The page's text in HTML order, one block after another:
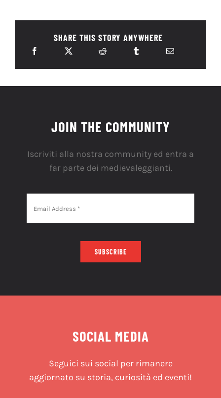
SHARE THIS STORY ANYWHERE
JOIN THE COMMUNITY
Iscriviti alla nostra community ed entra a
far parte dei medievaleggianti.
SUBSCRIBE
SOCIAL MEDIA
Seguici sui social per rimanere
aggiornato su storia, curiosità ed eventi!